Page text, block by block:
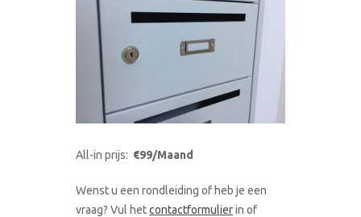
All-in prijs: €99/Maand
Wenst u een rondleiding of heb je een
vraag? Vul hetcontactformulierin of